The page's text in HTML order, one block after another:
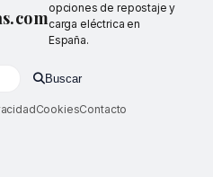
opciones de repostaje y
carga eléctrica en
España.
o provincia
Buscar
CookiesContacto